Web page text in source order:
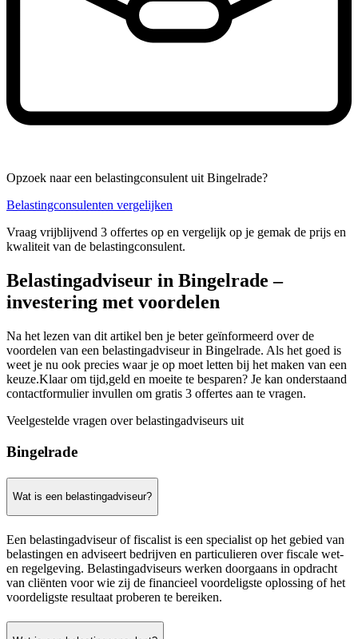
Opzoek naar een belastingconsulent uit Bingelrade?
Belastingconsulenten vergelijken
Vraag vrijblijvend 3 offertes op en vergelijk op je gemak de prijs en
kwaliteit van de belastingconsulent.
Belastingadviseur in Bingelrade –
investering met voordelen
Na het lezen van dit artikel ben je beter geïnformeerd over de
voordelen van een belastingadviseur in Bingelrade. Als het goed is
weet je nu ook precies waar je op moet letten bij het maken van een
keuze.Klaar om tijd,geld en moeite te besparen? Je kan onderstaand
contactformulier invullen om gratis 3 offertes aan te vragen.
Veelgestelde vragen over belastingadviseurs uit
Bingelrade
Wat is een belastingadviseur?
Een belastingadviseur of fiscalist is een specialist op het gebied van
belastingen en adviseert bedrijven en particulieren over fiscale wet-
en regelgeving. Belastingadviseurs werken doorgaans in opdracht
van cliënten voor wie zij de financieel voordeligste oplossing of het
voordeligste resultaat proberen te bereiken.